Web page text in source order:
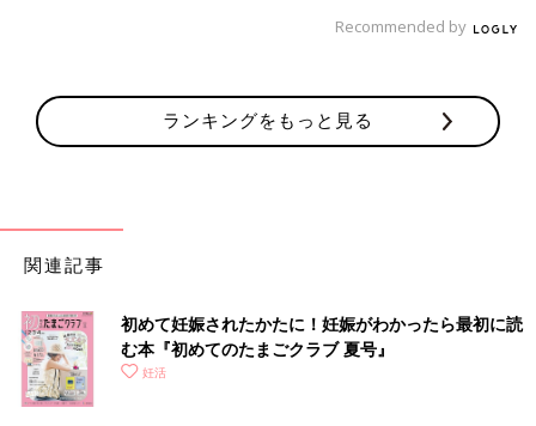
Recommended by
ランキングをもっと見る
関連記事
初めて妊娠されたかたに！妊娠がわかったら最初に読
む本『初めてのたまごクラブ 夏号』
妊活